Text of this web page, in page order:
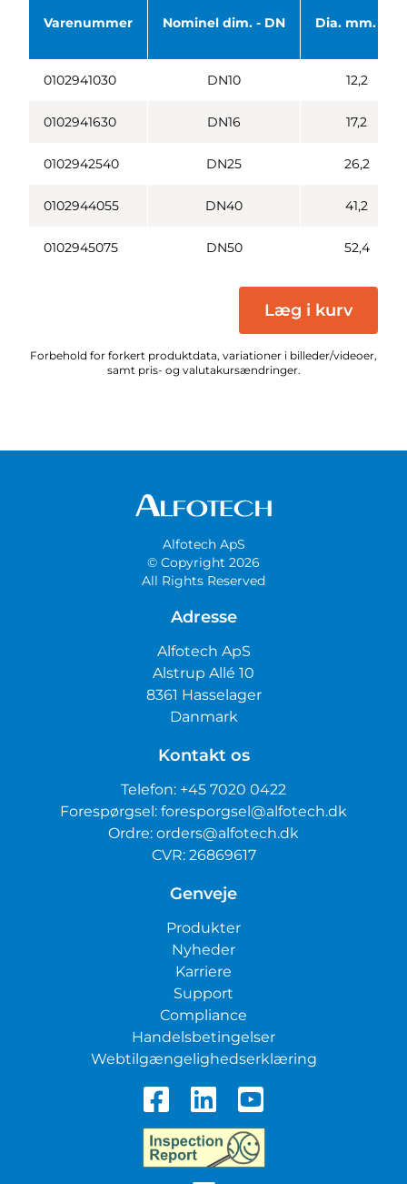
Varenummer Nominel dim. - DN Dia. mm. - B
0102941030 DN10 12,2
0102941630 DN16 17,2
0102942540 DN25 26,2
0102944055 DN40 41,2
0102945075 DN50 52,4
Læg i kurv
Forbehold for forkert produktdata, variationer i billeder/videoer,
samt pris- og valutakursændringer.
Alfotech ApS
© Copyright 2026
All Rights Reserved
Adresse
Alfotech ApS
Alstrup Allé 10
8361 Hasselager
Danmark
Kontakt os
Telefon: +45 7020 0422
Forespørgsel: foresporgsel@alfotech.dk
Ordre: orders@alfotech.dk
CVR: 26869617
Genveje
Produkter
Nyheder
Karriere
Support
Compliance
Handelsbetingelser
Webtilgængelighedserklæring